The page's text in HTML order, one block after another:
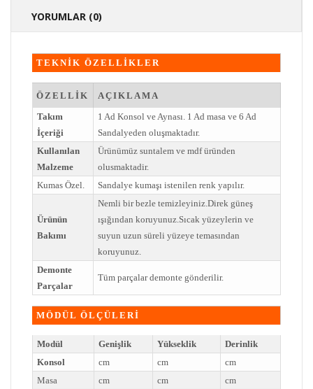
YORUMLAR (0)
TEKNİK ÖZELLİKLER
ÖZELLİK
AÇIKLAMA
Takım
İçeriği
1 Ad Konsol ve Aynası. 1 Ad masa ve 6 Ad
Sandalyeden oluşmaktadır.
Kullanılan
Malzeme
Ürünümüz suntalem ve mdf üründen
olusmaktadir.
Kumas Özel.
Sandalye kumaşı istenilen renk yapılır.
Ürünün
Bakımı
Nemli bir bezle temizleyiniz.Direk güneş
ışığından koruyunuz.Sıcak yüzeylerin ve
suyun uzun süreli yüzeye temasından
koruyunuz.
Demonte
Parçalar
Tüm parçalar demonte gönderilir.
MÖDÜL ÖLÇÜLERİ
Modül Genişlik Yükseklik
Derinlik
Konsol
cm cm
cm
Masa
cm cm
cm